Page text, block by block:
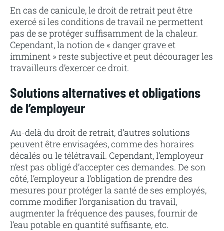
En cas de canicule, le droit de retrait peut être
exercé si les conditions de travail ne permettent
pas de se protéger suffisamment de la chaleur.
Cependant, la notion de « danger grave et
imminent » reste subjective et peut décourager les
travailleurs d’exercer ce droit.
Solutions alternatives et obligations
de l’employeur
Au-delà du droit de retrait, d’autres solutions
peuvent être envisagées, comme des horaires
décalés ou le télétravail. Cependant, l’employeur
n’est pas obligé d’accepter ces demandes. De son
côté, l’employeur a l’obligation de prendre des
mesures pour protéger la santé de ses employés,
comme modifier l’organisation du travail,
augmenter la fréquence des pauses, fournir de
l’eau potable en quantité suffisante, etc.